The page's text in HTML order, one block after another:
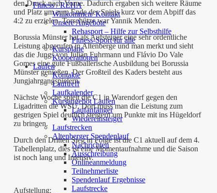
Fitness / REHA
Willkommen/ Kontakt
Unsere Angebote
Rehasport – Hilfe zur Selbsthilfe
Fitness-Sport für alle
Kurspläne
Kooperationen
Laufen
Kontakte
Lauftreff
Laufkalender
Kursangebot Laufen
Laufanfänger
Wiedereinsteiger
Laufstrecken
Altenberger Spendenlauf
Nachrichten
Ausschreibung
Onlineanmeldung
Teilnehmerliste
Spendenlauf Ergebnisse
Laufstrecke
den Druck nach Vorne. Dadurch ergaben sich weitere Räume
und Platz um zum Ende des Spiels kurz vor dem Abpiff das
4:2 zu erzielen. Torschütze war Yannik Menden.
Borussia Münster hat als Aufsteiger eine sehr ordentliche
Leistung abgerufen in Altenberge und man merkt und sieht
das die Jungs von Julian Fuhrmann und Flávio Do Vale
Gomes eine gute Fußballerische Ausbildung bei Borussia
Münster genießen. Der Großteil des Kaders besteht aus
Jungjahrgangspielern.
Nächste Woche spielt die C1 in Warendorf gegen den
Ligadritten die WSU. Dort muss man die Leistung zum
gestrigen Spiel deutlich steigern um Punkte mit ins Hügeldorf
zu bringen.
Durch den Dritten Sieg in Folge ist die C1 aktuell auf dem 4.
Tabellenplatz, dies ist eine Momentaufnahme und die Saison
ist noch lang und Intensiv.
Aufstellung: